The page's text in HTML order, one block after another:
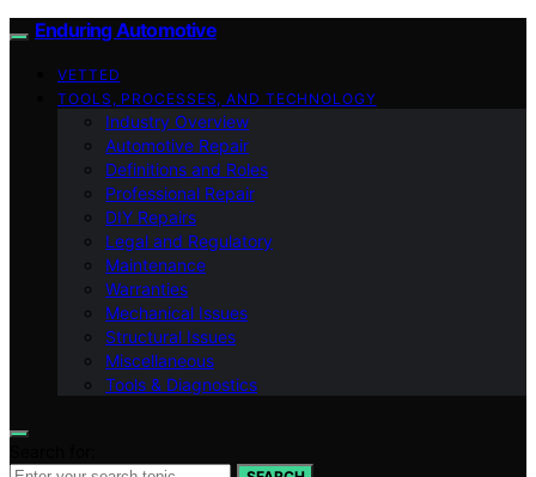
Enduring Automotive
VETTED
TOOLS, PROCESSES, AND TECHNOLOGY
Industry Overview
Automotive Repair
Definitions and Roles
Professional Repair
DIY Repairs
Legal and Regulatory
Maintenance
Warranties
Mechanical Issues
Structural Issues
Miscellaneous
Tools & Diagnostics